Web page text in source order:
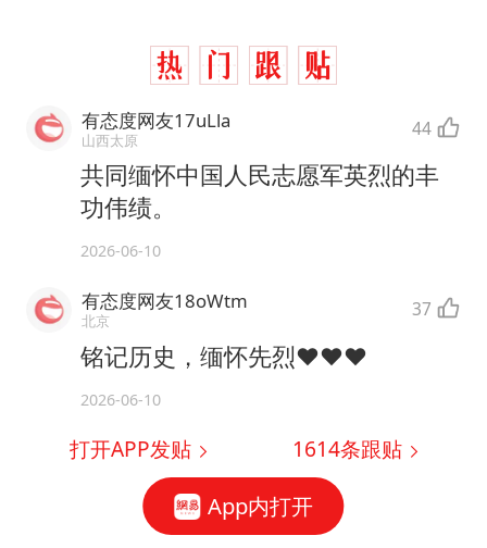
有态度网友17uLla
山西太原 44
共同缅怀中国人民志愿军英烈的丰
功伟绩。
2026-06-10
有态度网友18oWtm
北京 37
铭记历史，缅怀先烈❤️❤️❤️
2026-06-10
打开APP发贴 1614条跟贴
App内打开